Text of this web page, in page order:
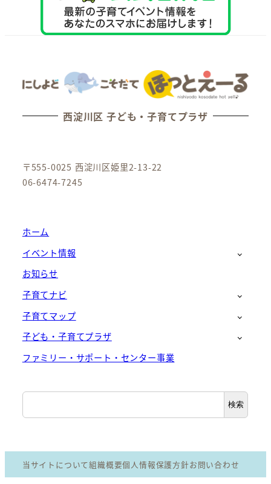
西淀川区 子ども・子育てプラザ
〒555-0025 西淀川区姫里2-13-22
06-6474-7245
ホーム
イベント情報
お知らせ
子育てナビ
子育てマップ
子ども・子育てプラザ
ファミリー・サポート・センター事業
検
索
検索
当サイトについて組織概要個人情報保護方針お問い合わせ